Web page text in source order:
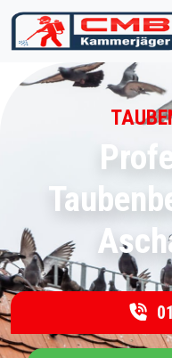
Zum Inhalt springen